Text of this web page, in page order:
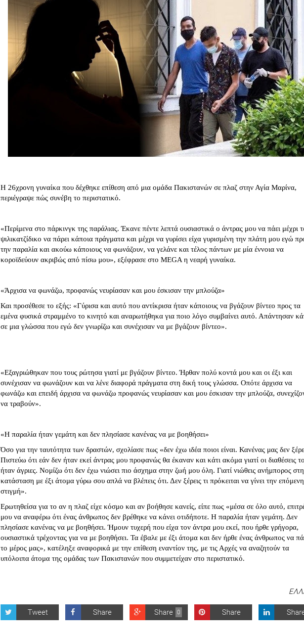
Η 26χρονη γυναίκα που δέχθηκε επίθεση από μια ομάδα Πακιστανών σε πλαζ στην Αγία Μαρίνα,
περιέγραψε πώς συνέβη το περιστατικό.
«Περίμενα στο πάρκινγκ της παράλιας. Έκανε πέντε λεπτά ουσιαστικά ο άντρας μου να πάει μέχρι
ψιλικατζίδικο να πάρει κάποια πράγματα και μέχρι να γυρίσει είχα γυρισμένη την πλάτη μου εγώ
την παραλία και ακούω κάποιους να φωνάζουν, να γελάνε και τέλος πάντων με μία έννοια να
κοροϊδεύουν ακριβώς από πίσω μου», εξέφρασε στο MEGA η νεαρή γυναίκα.
«Άρχισα να φωνάζω, προφανώς νευρίασαν και μου έσκισαν την μπλούζα»
Και προσέθεσε το εξής: «Γύρισα και αυτό που αντίκρισα ήταν κάποιους να βγάζουν βίντεο προς τα
εμένα φυσικά στραμμένο το κινητό και αναρωτήθηκα για ποιο λόγο συμβαίνει αυτό. Απάντησαν
σε μια γλώσσα που εγώ δεν γνωρίζω και συνέχισαν να με βγάζουν βίντεο».
«Εξαγριώθηκαν που τους ρώτησα γιατί με βγάζουν βίντεο. Ήρθαν πολύ κοντά μου και οι έξι και
συνέχισαν να φωνάζουν και να λένε διαφορά πράγματα στη δική τους γλώσσα. Οπότε άρχισα να
φωνάζω και επειδή άρχισα να φωνάζω προφανώς νευρίασαν και μου έσκισαν την μπλούζα,
να τραβούν».
«Η παραλία ήταν γεμάτη και δεν πλησίασε κανένας να με βοηθήσει»
Όσο για την ταυτότητα των δραστών, σχολίασε πως «δεν έχω ιδέα ποιοι είναι. Κανένας μας δεν
Πιστεύω ότι εάν δεν ήταν εκεί άντρας μου προφανώς θα έκαναν και κάτι ακόμα γιατί οι διαθέσεις
ήταν άγριες. Νομίζω ότι δεν έχω νιώσει πιο άσχημα στην ζωή μου όλη. Γιατί νιώθεις ανήμπορος
κατάσταση με έξι άτομα γύρω σου απλά να βλέπεις ότι. Δεν ξέρεις τι πρόκειται να γίνει την επόμενη
στιγμή».
Ερωτηθείσα για το αν η πλαζ είχε κόσμο και αν βοήθησε κανείς, είπε πως «μέσα σε όλο αυτό,
μου να αναφέρω ότι ένας άνθρωπος δεν βρέθηκε να κάνει οτιδήποτε. Η παραλία ήταν γεμάτη. Δεν
πλησίασε κανένας να με βοηθήσει. Ήμουν τυχερή που είχα τον άντρα μου εκεί, που ήρθε γρήγορα,
ουσιαστικά τρέχοντας για να με βοηθήσει. Τα έβαλε με έξι άτομα και δεν ήρθε ένας άνθρωπος να
το μέρος μας», κατέληξε αναφορικά με την επίθεση εναντίον της, με τις Αρχές να αναζητούν τα
υπόλοιπα άτομα της ομάδας των Πακιστανών που συμμετείχαν στο περιστατικό.
Tweet Share 0
Share Share